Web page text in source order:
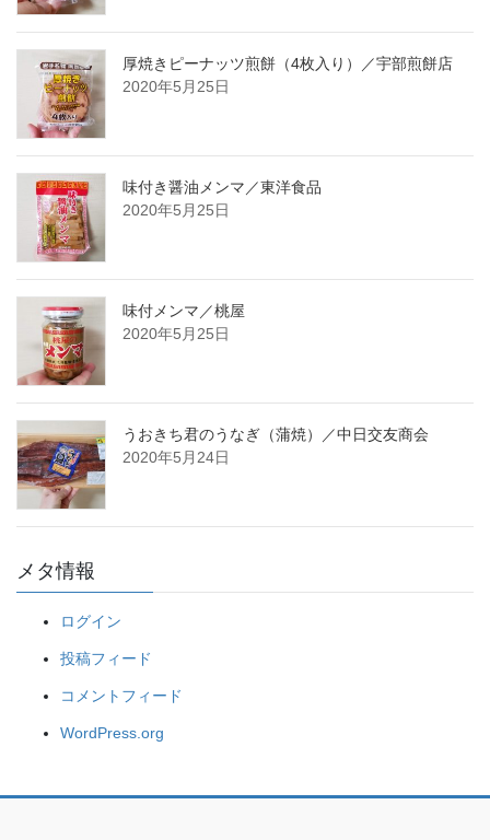
厚焼きピーナッツ煎餅（4枚入り）／宇部煎餅店
2020年5月25日
味付き醤油メンマ／東洋食品
2020年5月25日
味付メンマ／桃屋
2020年5月25日
うおきち君のうなぎ（蒲焼）／中日交友商会
2020年5月24日
メタ情報
ログイン
投稿フィード
コメントフィード
WordPress.org